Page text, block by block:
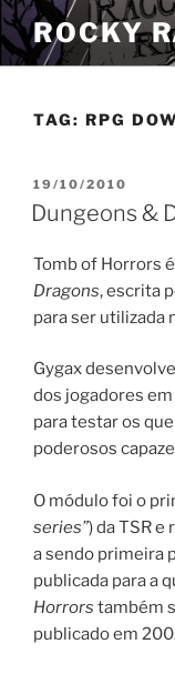
Pular
para
o
ROCKY
TAG: RPG
PUBLICADO
EM
19/10/2010
Dungeons &
Tomb of Horrors
Dragons, escrita
para ser utilizada
Gygax
dos jogadores
para testar os
poderosos
O módulo foi o
series”) da TSR
a sendo primeira
publicada para a
Horrors também
publicado em